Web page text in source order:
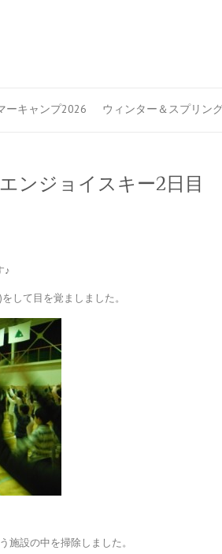
ーキャンプ2026 ウィンター＆スプリン
ンジョイスキー2日目
♪
して目を覚ましました。
施設の中を掃除しました。